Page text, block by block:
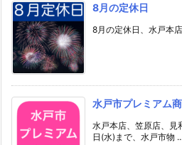
8月の定休日
8月の定休日、水戸本
水戸市プレミアム
水戸本店、笠原店、
日(水)まで、水戸市物 ...